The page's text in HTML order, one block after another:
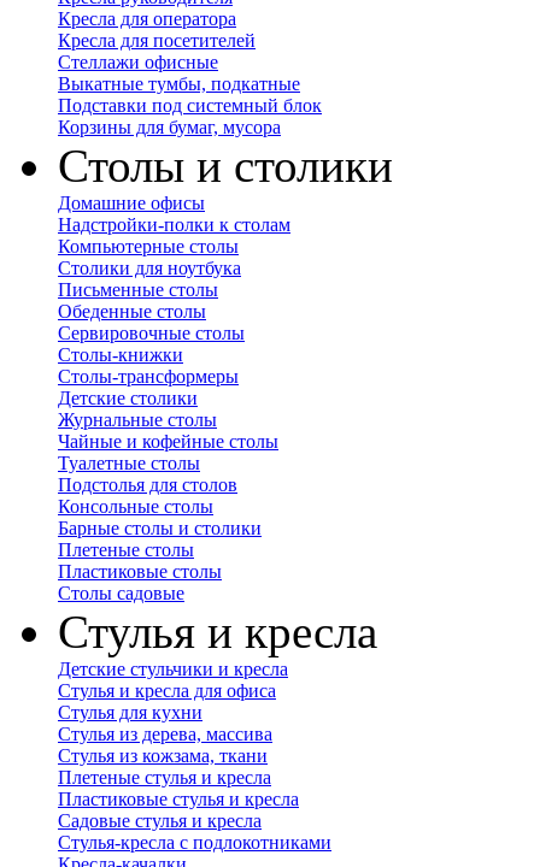
Кресла для оператора
Кресла для посетителей
Стеллажи офисные
Выкатные тумбы, подкатные
Подставки под системный блок
Корзины для бумаг, мусора
Столы и столики
Домашние офисы
Надстройки-полки к столам
Компьютерные столы
Столики для ноутбука
Письменные столы
Обеденные столы
Сервировочные столы
Столы-книжки
Столы-трансформеры
Детские столики
Журнальные столы
Чайные и кофейные столы
Туалетные столы
Подстолья для столов
Консольные столы
Барные столы и столики
Плетеные столы
Пластиковые столы
Столы садовые
Стулья и кресла
Детские стульчики и кресла
Стулья и кресла для офиса
Стулья для кухни
Стулья из дерева, массива
Стулья из кожзама, ткани
Плетеные стулья и кресла
Пластиковые стулья и кресла
Садовые стулья и кресла
Стулья-кресла с подлокотниками